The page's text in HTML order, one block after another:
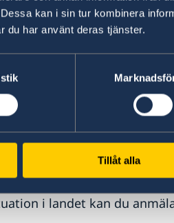
kan i sin tur kombinera
du har använt deras tjänster.
Tillåt alla
utlandsvistelse
UD eller ambassaden ska
i landet kan du